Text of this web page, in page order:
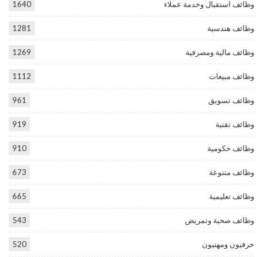
وظائف استقبال وخدمة عملاء 1640
وظائف هندسية 1281
وظائف مالية ومصرفية 1269
وظائف مبيعات 1112
وظائف تسويق 961
وظائف تقنية 919
وظائف حكومية 910
وظائف متنوعة 673
وظائف تعليمية 665
وظائف صحية وتمريض 543
حرفيون ومهنيون 520